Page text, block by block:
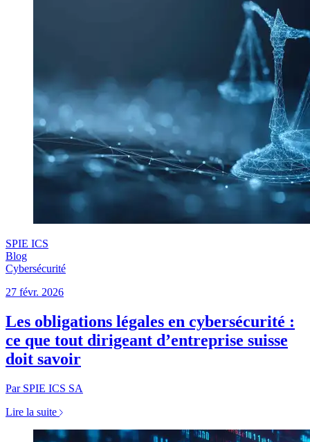
SPIE ICS
Blog
Cybersécurité
27 févr. 2026
Les obligations légales en cybersécurité :
ce que tout dirigeant d’entreprise suisse
doit savoir
Par SPIE ICS SA
Lire la suite